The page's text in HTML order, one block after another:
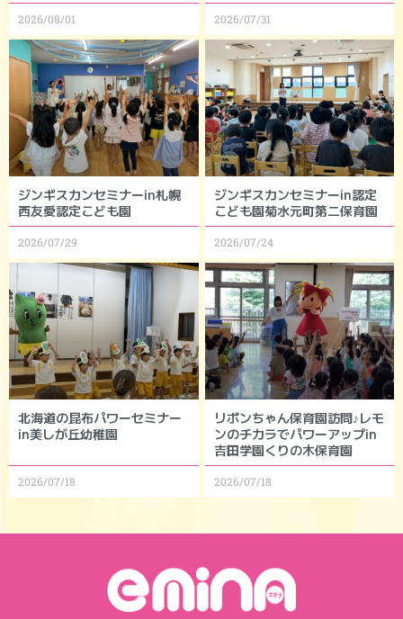
2026/08/01 2026/07/31
ジンギスカンセミナーin札幌
西友愛認定こども園
2026/07/29
ジンギスカンセミナーin認定
こども園菊水元町第二保育園
2026/07/24
北海道の昆布パワーセミナー
in美しが丘幼稚園
2026/07/18
リボンちゃん保育園訪問♪レモ
ンのチカラでパワーアップin
吉田学園くりの木保育園
2026/07/18